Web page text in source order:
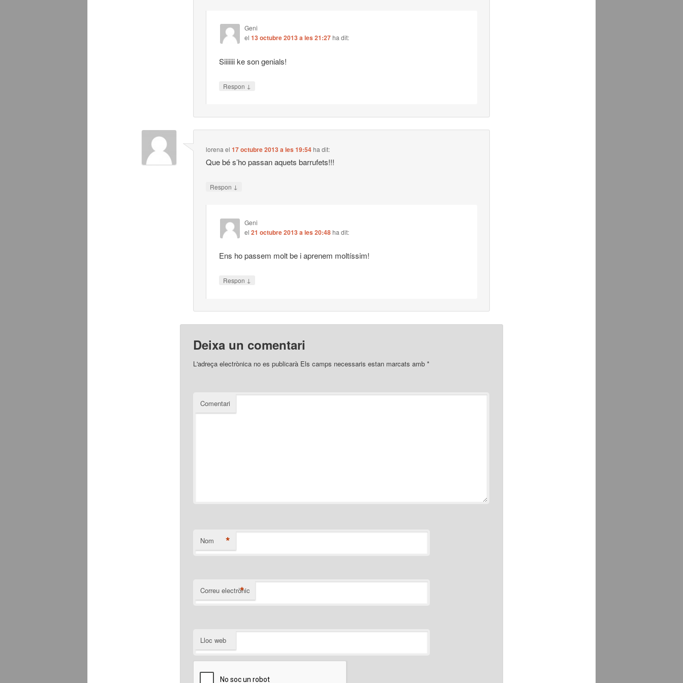
Geni
el 13 octubre 2013 a les 21:27ha dit:
Siiiiiii ke son genials!
Respon ↓
lorena el17 octubre 2013 a les 19:54ha dit:
Que bé s’ho passan aquets barrufets!!!
Respon ↓
Geni
el 21 octubre 2013 a les 20:48ha dit:
Ens ho passem molt be i aprenem moltíssim!
Respon ↓
Deixa un comentari
L'adreça electrònica no es publicaràEls camps necessaris estan marcats amb *
Comentari
Nom *
Correu electrònic
*
Lloc web